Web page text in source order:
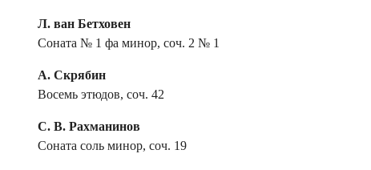
Л. ван Бетховен
Соната № 1 фа минор, соч. 2 № 1
А. Скрябин
Восемь этюдов, соч. 42
С. В. Рахманинов
Соната соль минор, соч. 19